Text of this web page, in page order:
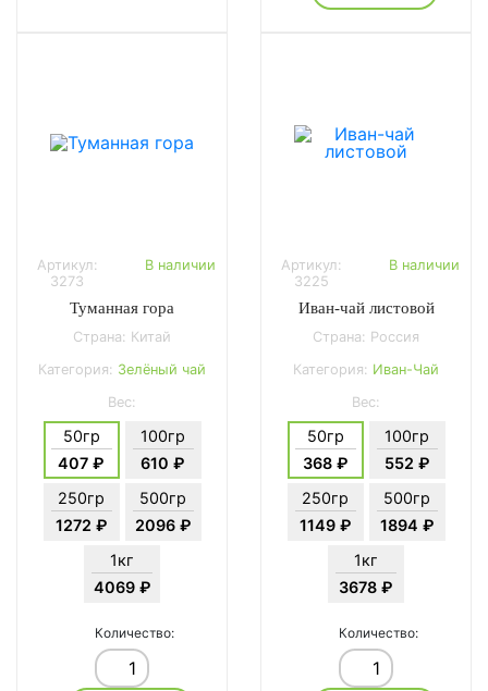
Артикул:
3273
В наличии
Туманная гора
Страна: Китай
Категория: Зелёный чай
Вес:
50гр
407 ₽
100гр
610 ₽
250гр
1272 ₽
500гр
2096 ₽
1кг
4069 ₽
Количество:
Артикул:
3225
В наличии
Иван-чай листовой
Страна: Россия
Категория: Иван-Чай
Вес:
50гр
368 ₽
100гр
552 ₽
250гр
1149 ₽
500гр
1894 ₽
1кг
3678 ₽
Количество: